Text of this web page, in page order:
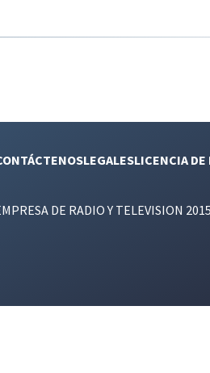
LEGALESLICENCIA DE
DE RADIO Y TELEVISION 2015